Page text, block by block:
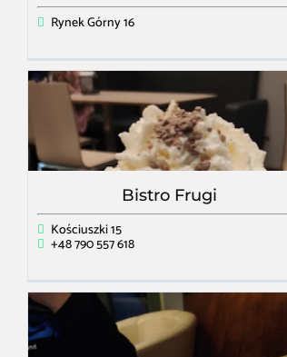
Rynek Górny 16
Bistro Frugi
Kościuszki 15
+48 790 557 618